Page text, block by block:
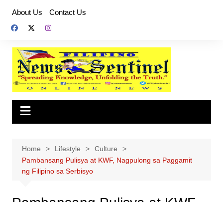
content
About Us Contact Us
Home Lifestyle
Culture
Pambansang Pulisya at KWF, Nagpulong sa Paggamit
ng Filipino sa Serbisyo